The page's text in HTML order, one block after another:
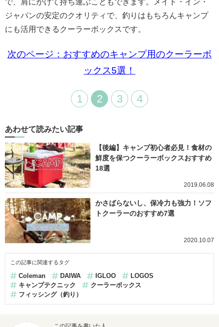
ジャパンの安定のクオリティで、釣りはもちろんキャンプ
にも活用できるクーラーボックスです。
次のページ：おすすめのキャンプ用のクーラーボ
ックス5選！
1 2 3 4
あわせて読みたい記事
【後編】キャンプ初心者必見！食材の
鮮度を保つクーラーボックスおすすめ
18選
2019.06.08
かさばらないし、保冷力も強力！ソフ
トクーラーのおすすめ7選
2020.10.07
この記事に関連するタグ
Coleman DAIWA IGLOO
LOGOS
キャンプテクニック
クーラーボックス
フィッシング（釣り）